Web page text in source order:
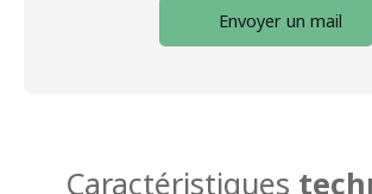
Envoyer un mail
Caractéristiques